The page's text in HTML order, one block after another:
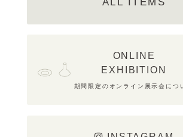
ONLINE
EXHIBITION
期間限定のオンライン展示会につ